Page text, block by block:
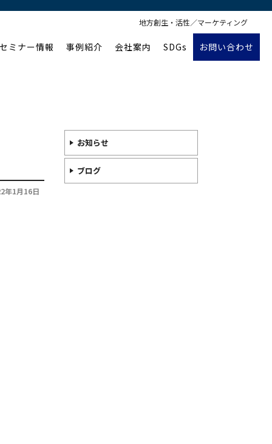
地方創生・活性／マーケティング
ミナー情報 事例紹介 会社案内 SDGs お問い合わせ
年1月16日
お知らせ
ブログ